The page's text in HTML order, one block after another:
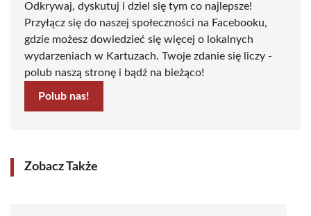
Odkrywaj, dyskutuj i dziel się tym co najlepsze!
Przyłącz się do naszej społeczności na Facebooku,
gdzie możesz dowiedzieć się więcej o lokalnych
wydarzeniach w Kartuzach. Twoje zdanie się liczy -
polub naszą stronę i bądź na bieżąco!
Polub nas!
Zobacz Także